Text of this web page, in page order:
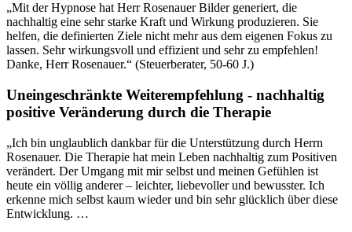
„Mit der Hypnose hat Herr Rosenauer Bilder generiert, die
nachhaltig eine sehr starke Kraft und Wirkung produzieren. Sie
helfen, die definierten Ziele nicht mehr aus dem eigenen Fokus zu
lassen. Sehr wirkungsvoll und effizient und sehr zu empfehlen!
Danke, Herr Rosenauer.“ (Steuerberater, 50-60 J.)
Uneingeschränkte Weiterempfehlung - nachhaltig
positive Veränderung durch die Therapie
„Ich bin unglaublich dankbar für die Unterstützung durch Herrn
Rosenauer. Die Therapie hat mein Leben nachhaltig zum Positiven
verändert. Der Umgang mit mir selbst und meinen Gefühlen ist
heute ein völlig anderer – leichter, liebevoller und bewusster. Ich
erkenne mich selbst kaum wieder und bin sehr glücklich über diese
Entwicklung. …